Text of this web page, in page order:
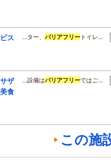
ス
…ター、 バリアフリー トイレ…
ザ
食
…設備はバリアフリーではご…
この施